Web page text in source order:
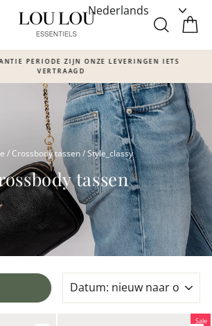
missing:
nl.sections.slideshow.pause_slideshow
PERIODE ZIJN ONZE LEVERINGEN IETS
VERTRAAGD
/ Crossbody tassen/ Style_classy
tassen
Sale